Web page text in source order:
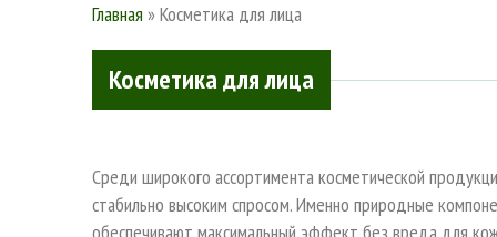
Главная »Косметика для лица
Косметика для лица
Среди широкого ассортимента косметической
стабильно высоким спросом. Именно природные